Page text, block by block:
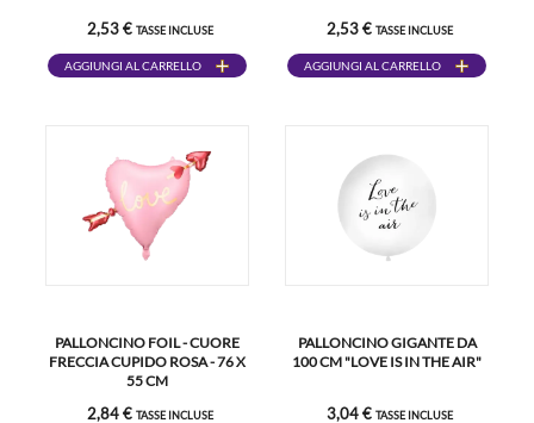
2,53 € TASSE INCLUSE
AGGIUNGI AL CARRELLO
2,53 € TASSE INCLUSE
AGGIUNGI AL CARRELLO
PALLONCINO FOIL - CUORE
FRECCIA CUPIDO ROSA - 76 X
55 CM
2,84 € TASSE INCLUSE
PALLONCINO GIGANTE DA
100 CM "LOVE IS IN THE AIR"
3,04 € TASSE INCLUSE